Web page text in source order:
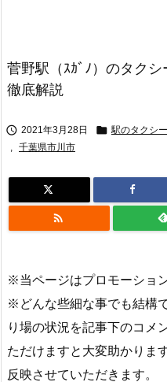
菅野駅（ｽｶﾞﾉ）のタク
徹底解説
 2021年3月28日  駅のタクシ
, 千葉県市川市

※当ページはプロモーショ
※どんな些細な事でも結構
り場の状況を記事下のコメ
ただけますと大変助かりま
反映させていただきます。